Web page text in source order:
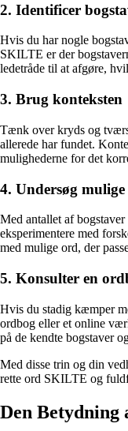
2. Identificer
Hvis du har nogle
SKILTE er der
ledetråde til at afgøre,
3. Brug konteksten
Tænk over kryds og
allerede har fundet.
mulighederne for det
4. Undersøg
Med antallet af
eksperimentere med
med mulige ord, der
5. Konsulter en
Hvis du stadig kæmper
ordbog eller et online
på de kendte bogstaver
Med disse trin og din
rette ord SKILTE og
Den